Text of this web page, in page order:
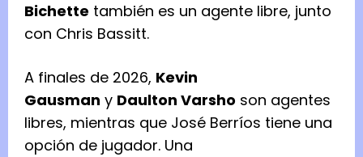
Bichette también es un agente libre, junto
con Chris Bassitt.
A finales de 2026, Kevin
Gausman y Daulton Varsho son agentes
libres, mientras que José Berríos tiene una
opción de jugador. Una